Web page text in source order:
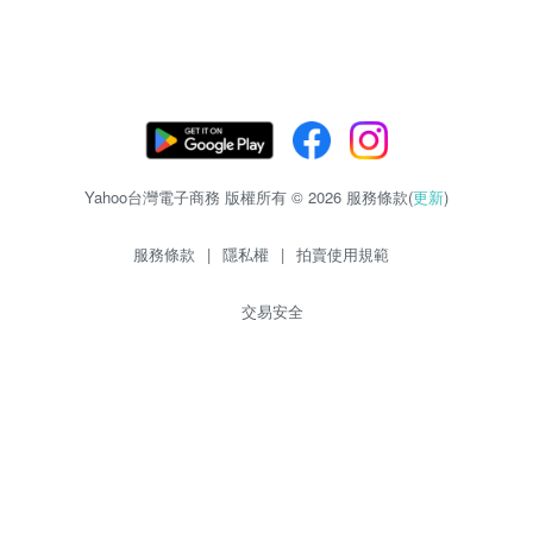
Yahoo台灣電子商務 版權所有 © 2026 服務條款(更新)
服務條款 | 隱私權 | 拍賣使用規範
交易安全